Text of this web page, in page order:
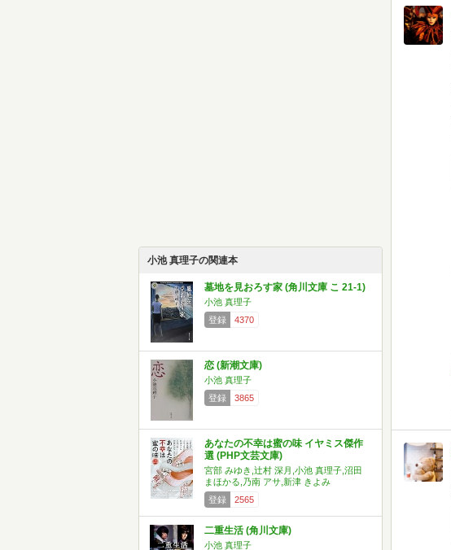
小池 真理子の関連本
墓地を見おろす家 (角川文庫 こ 21-1)
小池 真理子
登録
4370
恋 (新潮文庫)
小池 真理子
登録
3865
あなたの不幸は蜜の味 イヤミス傑作
選 (PHP文芸文庫)
宮部 みゆき,辻村 深月,小池 真理子,沼田
まほかる,乃南 アサ,新津 きよみ
登録
2565
二重生活 (角川文庫)
小池 真理子